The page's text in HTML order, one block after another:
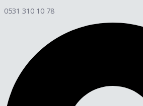
0531 310 10 78